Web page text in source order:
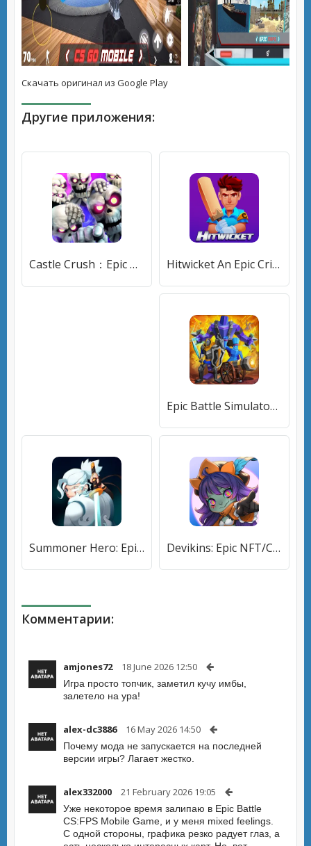
Скачать оригинал из Google Play
Другие приложения:
Castle Crush：Epic Battle [МОД Premium] APK Android Hitwicket An Epic Cricket Game (Хитвикет) [МОД Premium] APK Android
Epic Battle Simulator 2 (Эпический Боевой Симулятор 2) [МОД Меню] APK Android
Summoner Hero: Epic Battle (Саммонер Хиро) [МОД Premium] APK Android Devikins: Epic NFT/Crypto Game (Девикинс) [МОД Все открыто] APK Android
Комментарии:
amjones72 18 June 2026 12:50
Игра просто топчик, заметил кучу имбы,
залетело на ура!
alex-dc3886 16 May 2026 14:50
Почему мода не запускается на последней
версии игры? Лагает жестко.
alex332000 21 February 2026 19:05
Уже некоторое время залипаю в Epic Battle
CS:FPS Mobile Game, и у меня mixed feelings.
С одной стороны, графика резко радует глаз, а